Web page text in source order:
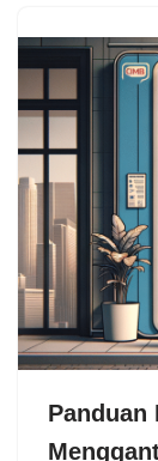
Panduan